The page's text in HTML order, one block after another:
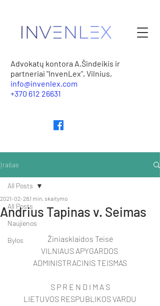
Advokatų kontora A.Šindeikis ir
partneriai "InvenLex", Vilnius,
info@invenlex.com
+370 612 26631
Įrašas
All Posts
Naujienos
Bylos
All Posts
Andrius Tapinas v. Seimas
2021-02-281 min. skaitymo
Žiniasklaidos Teisė
VILNIAUS APYGARDOS
ADMINISTRACINIS TEISMAS
S P R E N D I M A S
LIETUVOS RESPUBLIKOS VARDU